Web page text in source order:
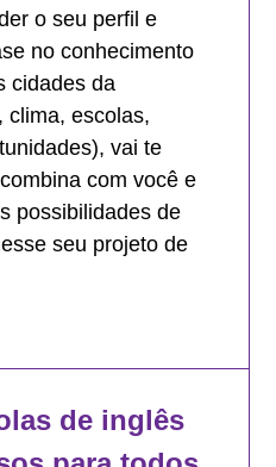
o seu perfil e
no conhecimento
cidades da
clima, escolas,
vai te
com você e
possibilidades de
seu projeto de
de inglês